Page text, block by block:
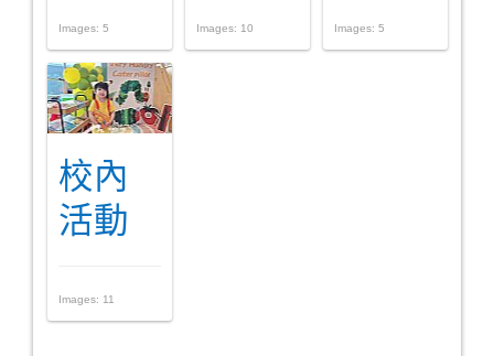
Images: 5 Images: 10 Images: 5
校內
活動
Images: 11